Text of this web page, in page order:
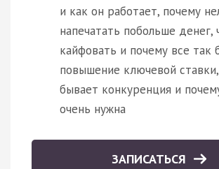
и как он работает, почему
напечатать побольше денег,
кайфовать и почему все так
повышение ключевой
бывает конкуренция и
очень нужна
ЗАПИСАТЬСЯ